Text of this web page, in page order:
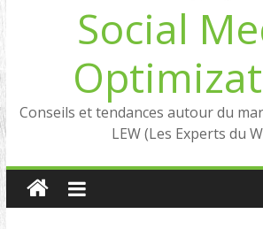
Social
Conseils et tendances autour du
LEW (Les Experts du